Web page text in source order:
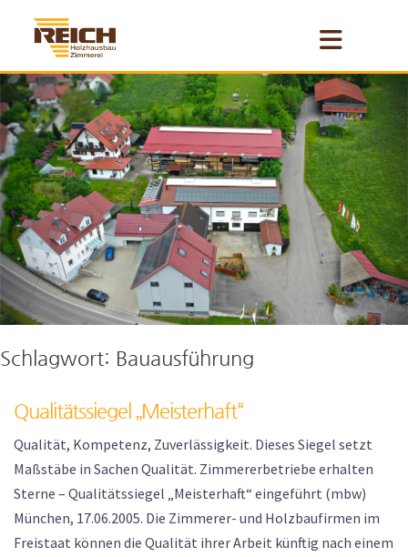
Schlagwort: Bauausführung
Qualitätssiegel „Meisterhaft“
Qualität, Kompetenz, Zuverlässigkeit. Dieses Siegel setzt
Maßstäbe in Sachen Qualität. Zimmererbetriebe erhalten
Sterne – Qualitätssiegel „Meisterhaft“ eingeführt (mbw)
München, 17.06.2005. Die Zimmerer- und Holzbaufirmen im
Freistaat können die Qualität ihrer Arbeit künftig nach einem